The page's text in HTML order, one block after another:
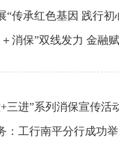
“传承红色基因 践行初
消保”双线发力 金融
三进”系列消保宣传活
：工行南平分行成功